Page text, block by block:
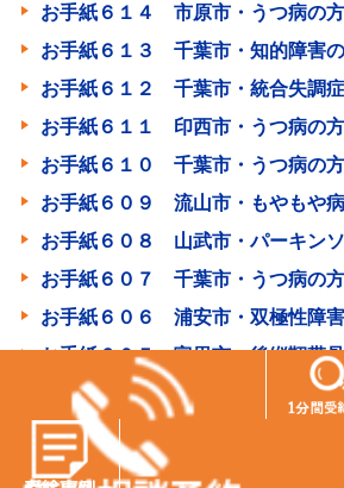
お手紙６１４ 市原市・うつ病の方
お手紙６１３ 千葉市・知的障害
お手紙６１２ 千葉市・統合失調
お手紙６１１ 印西市・うつ病の方
お手紙６１０ 千葉市・うつ病の方
お手紙６０９ 流山市・もやもや
お手紙６０８ 山武市・パーキン
お手紙６０７ 千葉市・うつ病の方
お手紙６０６ 浦安市・双極性障
お手紙６０５ 富里市・後縦靭帯
お手紙６０３ 船橋市・広汎性発達
お手紙６０２ 匝瑳市・注意欠如多
の方